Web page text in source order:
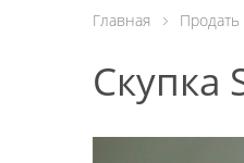
Главная Продать
Скупка